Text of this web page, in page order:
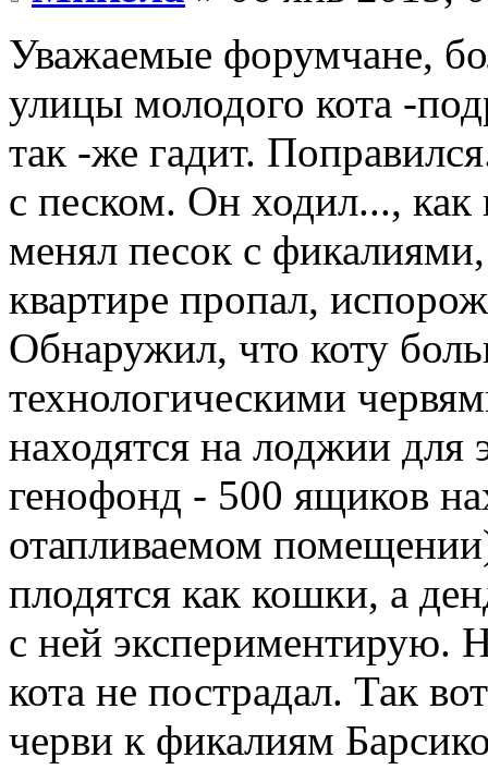
Уважаемые форумчане,
улицы молодого кота -
так -же гадит.
с песком. Он ходил..., как
менял песок с
квартире пропал,
Обнаружил, что коту
технологическими
находятся на лоджии для
генофонд - 500 ящиков
отапливаемом
плодятся как кошки, а
с ней экспериментирую.
кота не пострадал. Так
черви к фикалиям